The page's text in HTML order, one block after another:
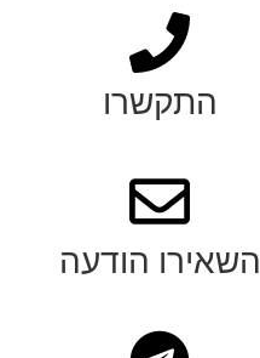
התקשרו
השאירו הודעה